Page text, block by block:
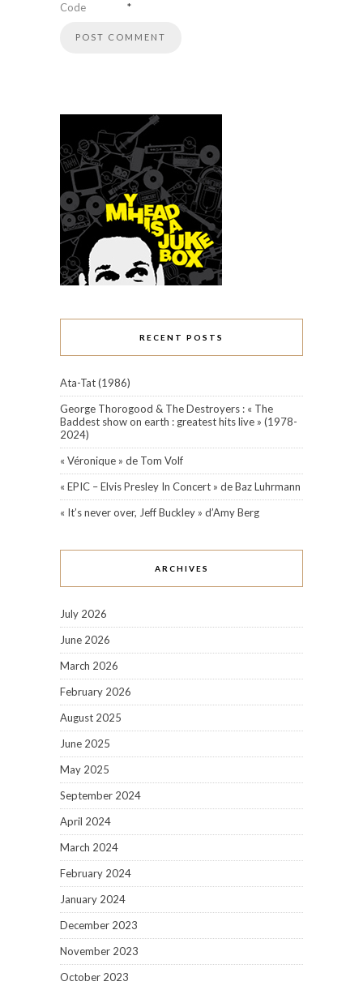
Code
*
RECENT POSTS
Ata-Tat (1986)
George Thorogood & The Destroyers : « The
Baddest show on earth : greatest hits live » (1978-
2024)
« Véronique » de Tom Volf
« EPIC – Elvis Presley In Concert » de Baz Luhrmann
« It’s never over, Jeff Buckley » d’Amy Berg
ARCHIVES
July 2026
June 2026
March 2026
February 2026
August 2025
June 2025
May 2025
September 2024
April 2024
March 2024
February 2024
January 2024
December 2023
November 2023
October 2023